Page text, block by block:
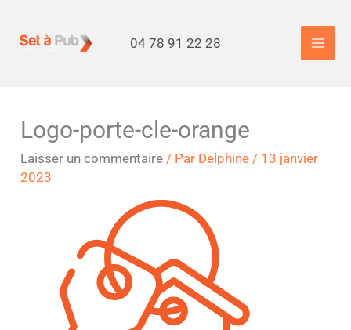
04 78 91 22 28
Accueil
Logo-porte-cle-orange
Laisser un commentaire / Par Delphine/ 13 janvier
2023